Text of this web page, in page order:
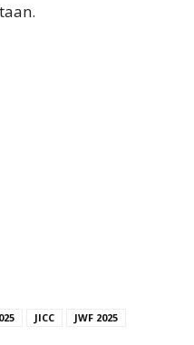
JICC JWF 2025